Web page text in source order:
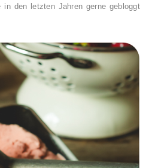
den letzten Jahren gerne gebloggt